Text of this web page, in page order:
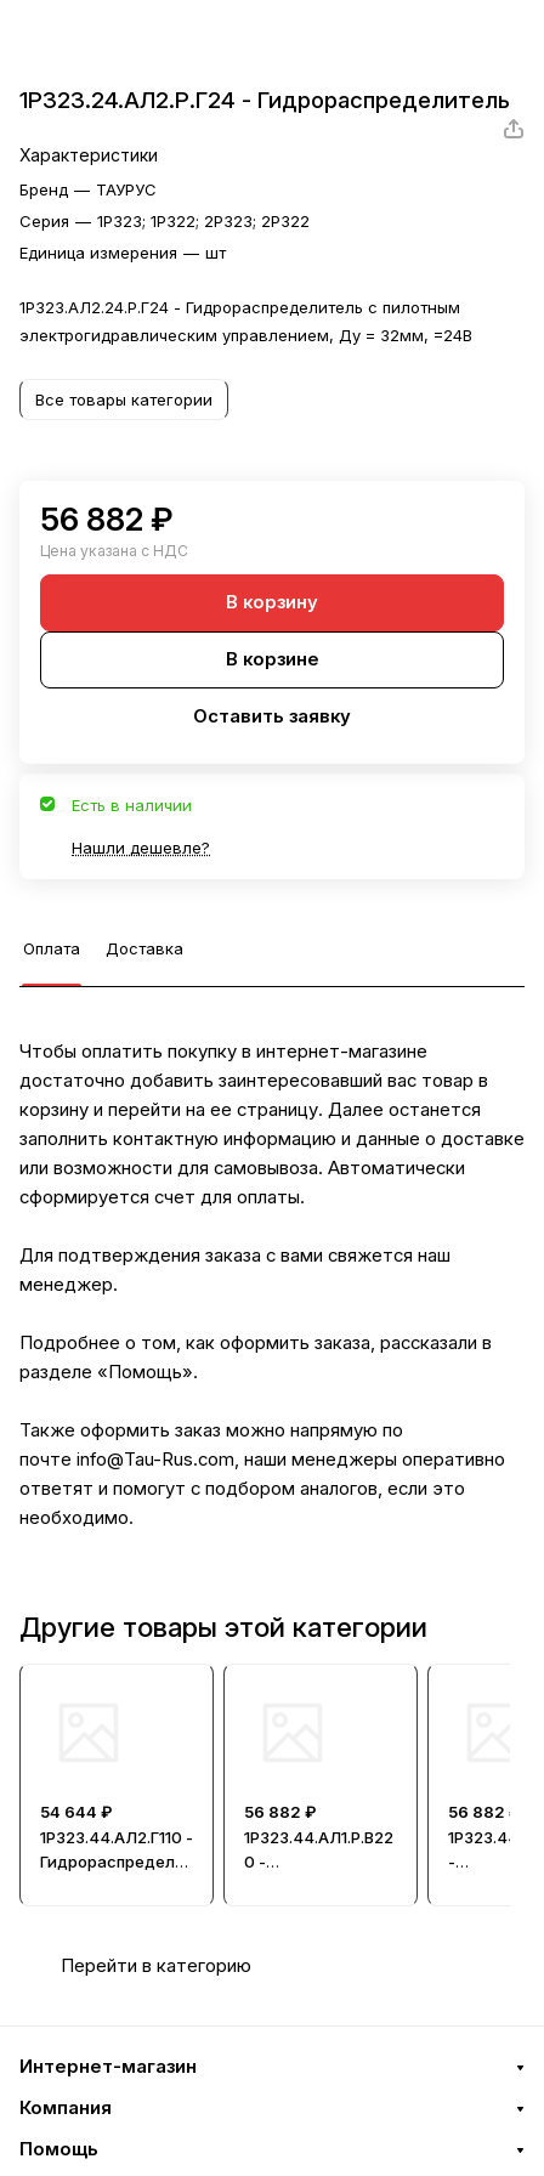
1Р323.24.АЛ2.Р.Г24 - Гидрораспределитель
Характеристики
Бренд — ТАУРУС
Серия — 1Р323; 1Р322; 2Р323; 2Р322
Единица измерения — шт
1Р323.АЛ2.24.Р.Г24 - Гидрораспределитель с пилотным
электрогидравлическим управлением, Ду = 32мм, =24В
Все товары категории
56 882 ₽
Цена указана с НДС
В корзину
В корзине
Оставить заявку
Есть в наличии
Нашли дешевле?
Оплата Доставка
Чтобы оплатить покупку в интернет-магазине
достаточно добавить заинтересовавший вас товар в
корзину и перейти на ее страницу. Далее останется
заполнить контактную информацию и данные о доставке
или возможности для самовывоза. Автоматически
сформируется счет для оплаты.
Для подтверждения заказа с вами свяжется наш
менеджер.
Подробнее о том, как оформить заказа, рассказали в
разделе «Помощь».
Также оформить заказ можно напрямую по
почте info@Tau-Rus.com, наши менеджеры оперативно
ответят и помогут с подбором аналогов, если это
необходимо.
Другие товары этой категории
54 644 ₽
1Р323.44.АЛ2.Г110 -
Гидрораспредели
56 882 ₽
1Р323.44.АЛ1.Р.В22
0 -
56 882 ₽
-
Перейти в категорию
Интернет-магазин
Компания
Помощь